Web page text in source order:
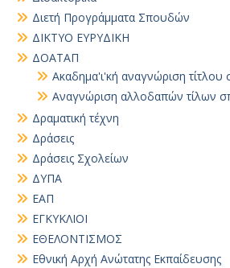
Διετή Προγράμματα Σπουδών
ΔΙΚΤΥΟ ΕΥΡΥΔΙΚΗ
ΔΟΑΤΑΠ
Ακαδημα'ι'κή αναγνώριση
Αναγνώριση αλλοδαπών τίλων
Δραματική τέχνη
Δράσεις
Δράσεις Σχολείων
ΔΥΠΑ
ΕΑΠ
ΕΓΚΥΚΛΙΟΙ
ΕΘΕΛΟΝΤΙΣΜΟΣ
Εθνική Αρχή Ανώτατης Εκπαίδευσης